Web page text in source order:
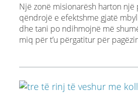
Një zonë misionarësh harton një
qëndrojë e efektshme gjatë
dhe tani po ndihmojnë më
miq për t’u përgatitur për